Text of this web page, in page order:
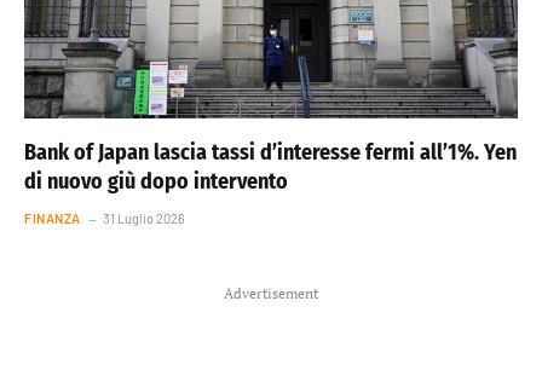
Bank of Japan lascia tassi d’interesse fermi all’1%. Yen
di nuovo giù dopo intervento
FINANZA 31 Luglio 2026
Advertisement